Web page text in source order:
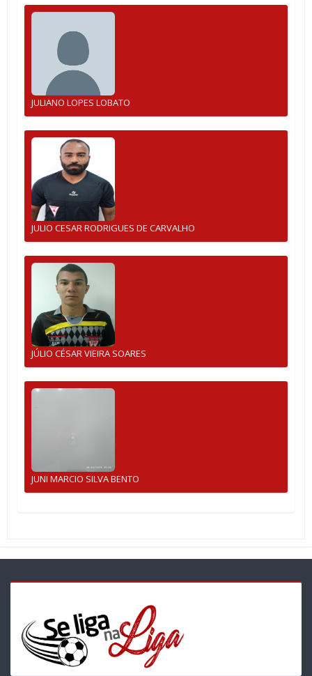
JULIANO LOPES LOBATO
JULIO CESAR RODRIGUES DE CARVALHO
JÚLIO CÉSAR VIEIRA SOARES
JUNI MARCIO SILVA BENTO